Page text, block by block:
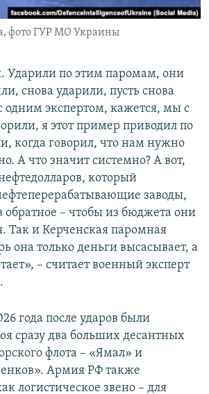
фото ГУР МО Украины
Ударили по этим паромам, они
снова ударили, пусть снова
одним экспертом, кажется, мы с
я этот пример приводил по
когда говорил, что нам нужно
А что значит системно? А вот,
который
заводы,
обратное – чтобы из бюджета они
Так и Керченская паромная
она только деньги высасывает, а
– считает военный эксперт
года после ударов были
сразу два больших десантных
флота – «Ямал» и
Армия РФ также
логистическое звено – для